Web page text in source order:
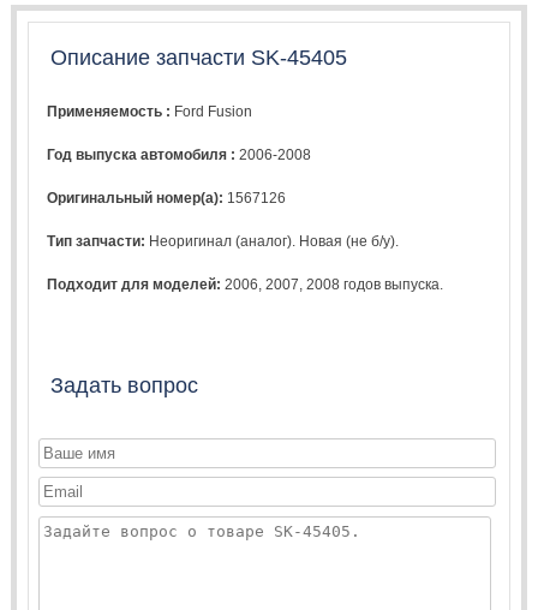
Описание запчасти SK-45405
Применяемость : Ford Fusion
Год выпуска автомобиля :2006-2008
Оригинальный номер(а): 1567126
Тип запчасти: Неоригинал (аналог). Новая (не б/у).
Подходит для моделей: 2006 ,2007 ,2008 годов выпуска.
Задать вопрос